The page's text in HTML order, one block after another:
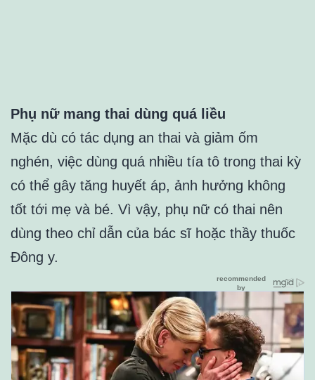
Phụ nữ mang thai dùng quá liều
Mặc dù có tác dụng an thai và giảm ốm
nghén, việc dùng quá nhiều tía tô trong thai kỳ
có thể gây tăng huyết áp, ảnh hưởng không
tốt tới mẹ và bé. Vì vậy, phụ nữ có thai nên
dùng theo chỉ dẫn của bác sĩ hoặc thầy thuốc
Đông y.